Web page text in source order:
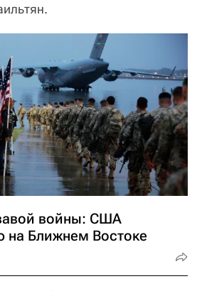
войны: США
на Ближнем Востоке